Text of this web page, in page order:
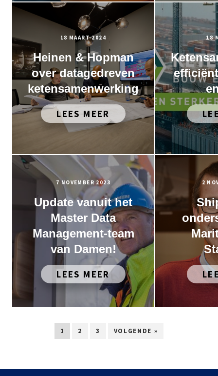
18 MAART 2024
Heinen & Hopman
over datagedreven
ketensamenwerking
LEES MEER
18
7 NOVEMBER 2023
Update vanuit het
Master Data
Management-team
van Damen!
LEES MEER
2
1 2 3 VOLGENDE »